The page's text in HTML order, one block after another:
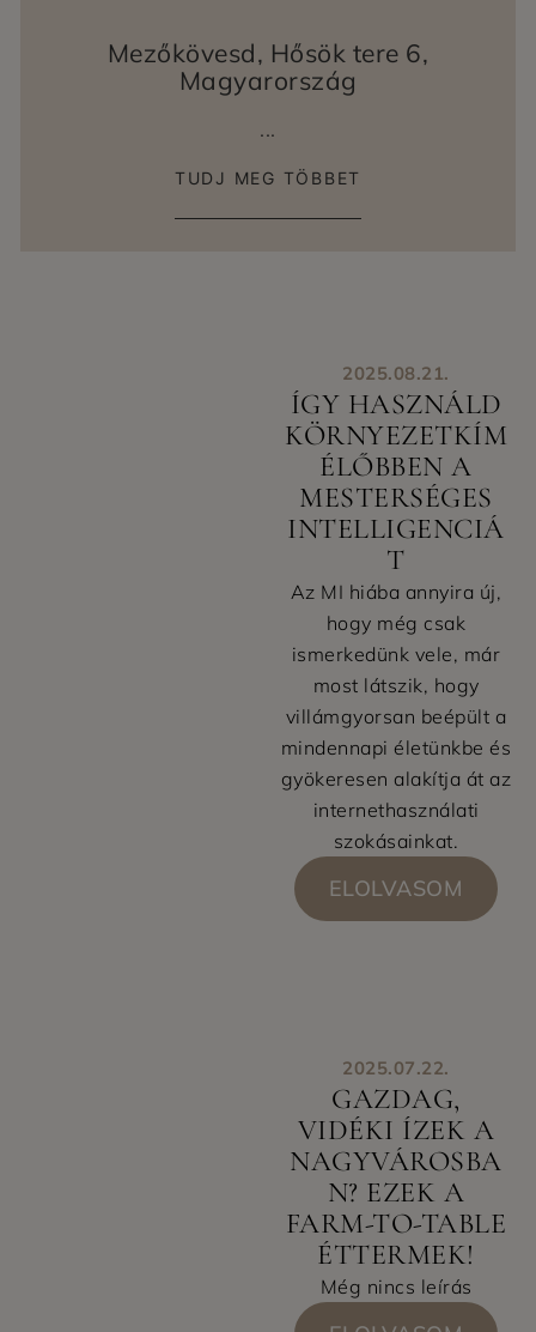
Mezőkövesd, Hősök tere 6,
Magyarország
...
TUDJ MEG TÖBBET
2025.08.21.
ÍGY HASZNÁLD
KÖRNYEZETKÍM
ÉLŐBBEN A
MESTERSÉGES
INTELLIGENCIÁ
T
Az MI hiába annyira új,
hogy még csak
ismerkedünk vele, már
most látszik, hogy
villámgyorsan beépült a
mindennapi életünkbe és
gyökeresen alakítja át az
internethasználati
szokásainkat.
ELOLVASOM
2025.07.22.
GAZDAG,
VIDÉKI ÍZEK A
NAGYVÁROSBA
N? EZEK A
FARM-TO-TABLE
ÉTTERMEK!
Még nincs leírás